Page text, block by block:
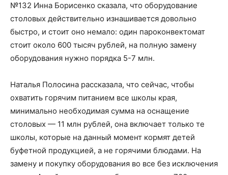
№132 Инна Борисенко сказала, что оборудование
столовых действительно изнашивается довольно
быстро, и стоит оно немало: один пароконвектомат
стоит около 600 тысяч рублей, на полную замену
оборудования нужно порядка 5-7 млн.
Наталья Полосина рассказала, что сейчас, чтобы
охватить горячим питанием все школы края,
минимально необходимая сумма на оснащение
столовых — 11 млн рублей, она включает только те
школы, которые на данный момент кормят детей
буфетной продукцией, а не горячими блюдами. На
замену и покупку оборудования во все без исключения